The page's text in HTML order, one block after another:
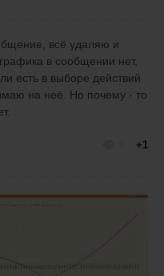
всё удаляю и
в сообщении нет,
есть в выборе действий
на неё. Но почему - то
+1